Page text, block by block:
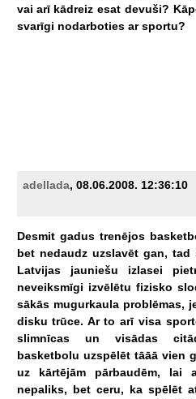
vai arī kādreiz esat devuši?
svarīgi nodarboties ar sportu?
adellada, 08.06.2008. 12:36:10
Desmit gadus trenējos
bet nedaudz uzslavēt gan, tad
Latvijas
jauniešu izlasei
neveiksmīgi izvēlētu fizisko
sākās mugurkaula problēmas,
disku trūce. Ar to arī visa
slimnīcas
un visādas
basketbolu uzspēlēt tāāā vien
uz
kārtējām pārbaudēm, lai
nepaliks, bet ceru, ka spēlēt